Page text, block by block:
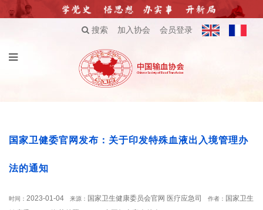
搜索 加入协会 会员登录
国家卫健委官网发布：关于印发特殊血液出入境管理办
法的通知
时间： 2023-01-04 来源： 国家卫生健康委员会官网 医疗应急司 作者： 国家卫生